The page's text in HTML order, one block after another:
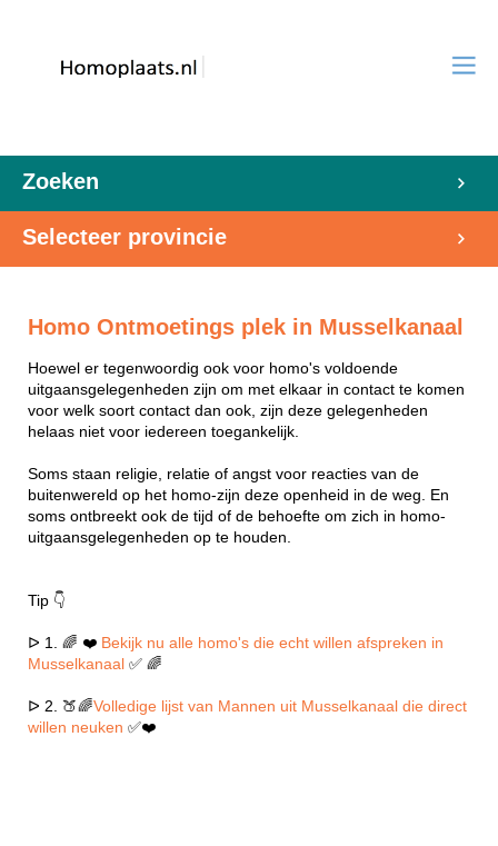
Zoeken
Selecteer provincie
Homo Ontmoetings plek in Musselkanaal
Hoewel er tegenwoordig ook voor homo's voldoende
uitgaansgelegenheden zijn om met elkaar in contact te komen
voor welk soort contact dan ook, zijn deze gelegenheden
helaas niet voor iedereen toegankelijk.
Soms staan religie, relatie of angst voor reacties van de
buitenwereld op het homo-zijn deze openheid in de weg. En
soms ontbreekt ook de tijd of de behoefte om zich in homo-
uitgaansgelegenheden op te houden.
Tip 👇
ᐅ 1. 🌈 ❤️ Bekijk nu alle homo's die echt willen afspreken in
Musselkanaal ✅ 🌈
ᐅ 2. 🍑🌈Volledige lijst van Mannen uit Musselkanaal die direct
willen neuken ✅❤️